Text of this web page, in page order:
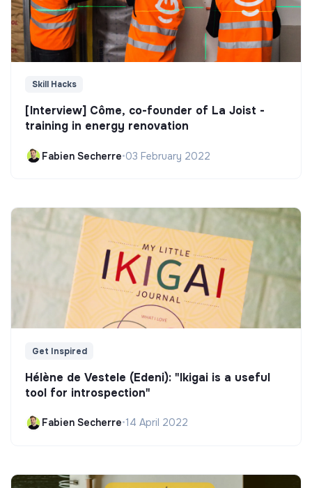
Skill Hacks
[Interview] Côme, co-founder of La Joist -
training in energy renovation
Fabien Secherre•03 February 2022
Get Inspired
Hélène de Vestele (Edeni): "Ikigai is a useful
tool for introspection"
Fabien Secherre•14 April 2022